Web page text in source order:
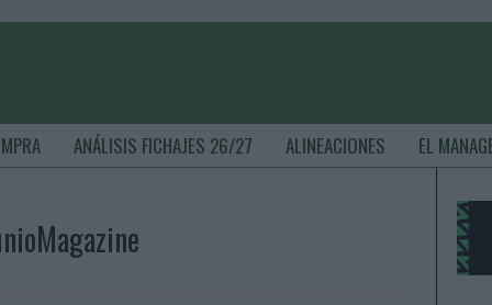
ANÁLISIS FICHAJES 26/27 ALINEACIONES EL